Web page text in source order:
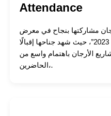
Attendance
مشاركتها بنجاح في معرض
“ريستاتكس الرياض العقاري 2023”، حيث شهد جناحها إقبالًا
الأرجان باهتمام واسع من
الحاضرين،.